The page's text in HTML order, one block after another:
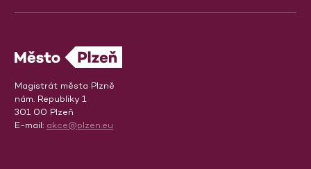
Magistrát města Plzně
nám. Republiky 1
301 00 Plzeň
E-mail: akce@plzen.eu